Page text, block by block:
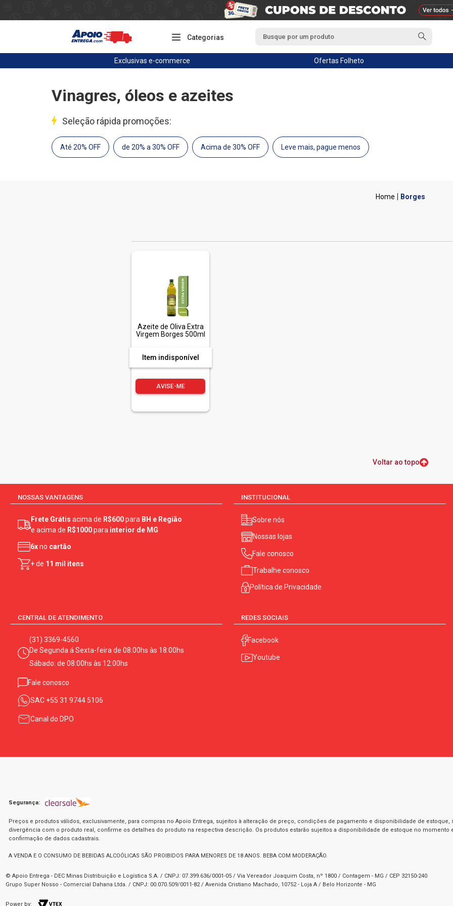
Categorias
Exclusivas e-commerce Ofertas Folheto
Vinagres, óleos e azeites
Seleção rápida promoções:
Até 20% OFF de 20% a 30% OFF Acima de 30% OFF Leve mais, pague menos
Borges
Azeite de Oliva Extra
Virgem Borges 500ml
Item indisponível
AVISE-ME
Voltar ao topo
NOSSAS VANTAGENS
Frete Grátis acima de R$600para BH e Região
e acima de R$1000para interior de MG
6xno cartão
+ de 11 mil itens
INSTITUCIONAL
Sobre nós
Nossas lojas
Fale conosco
Trabalhe conosco
Política de Privacidade
CENTRAL DE ATENDIMENTO
(31) 3369-4560
De Segunda á Sexta-feira de 08:00hs às 18:00hs
Sábado: de 08:00hs às 12:00hs
Fale conosco
SAC +55 31 9744 5106
Canal do DPO
REDES SOCIAIS
Facebook
Youtube
Segurança:
Preços e produtos válidos, exclusivamente, para compras no Apoio Entrega, sujeitos à alteração de preço, condições de pagamento e disponibilidade de
divergência com o produto real, confirme os detalhes do produto na respectiva descrição. Os produtos estarão sujeitos a disponibilidade de estoque no
confirmação de dados cadastrais.
A VENDA E O CONSUMO DE BEBIDAS ALCOÓLICAS SÃO PROIBIDOS PARA MENORES DE 18 ANOS. BEBA COM MODERAÇÃO.
© Apoio Entrega - DEC Minas Distribuição e Logística S.A. / CNPJ: 07.399.636/0001-05 / Via Vereador Joaquim Costa, nº 1800 / Contagem - MG / CEP 32150-240
Grupo Super Nosso - Comercial Dahana Ltda. / CNPJ: 00.070.509/0011-82 / Avenida Cristiano Machado, 10752 - Loja A / Belo Horizonte - MG
Power by: